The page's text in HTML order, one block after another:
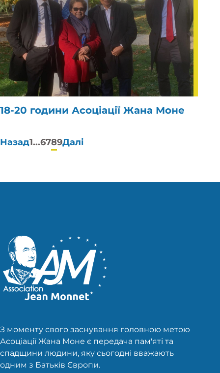
18-20 години Асоціації Жана Моне
Пагінація
Назад1...6789Далі
З моменту свого заснування головною метою
Асоціації Жана Моне є передача пам'яті та
спадщини людини, яку сьогодні вважають
одним з Батьків Європи.